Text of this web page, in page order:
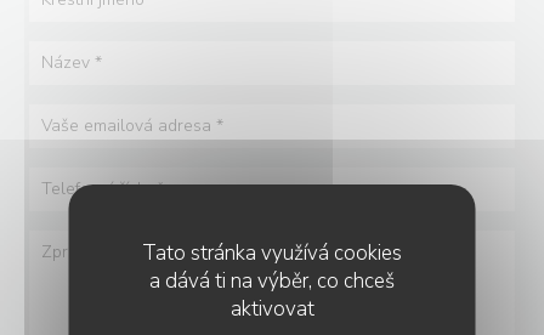
Tato stránka využívá cookies
a dává ti na výběr, co chceš
aktivovat